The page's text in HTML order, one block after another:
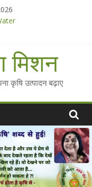
Krishi Promotions
26
मिशन
कृषि उत्पादन बढ़ाए